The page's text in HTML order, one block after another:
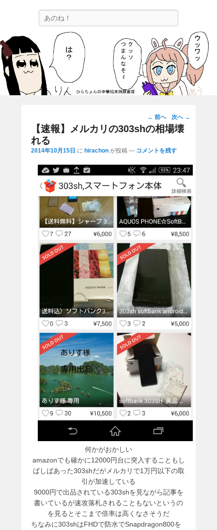
ひらちょんの中華端末隔離倉庫
ほたがページ上部にある検索バーを消してくれたサイトです。
投
稿
ビ
ー
シ
ョ
ン
← 前へ 次へ →
【速報】メルカリの303shの相場壊
れる
2014年10月15日 に hirachon が投稿 — コメントを残す
何かがおかしい
amazonでも確かに12000円台に突入することもし
ばしばあった303shだがメルカリで1万円以下の取
引が加速している
9000円で出品されている303shを見ながら記事を
書いているが速攻落札されることもないというの
を見るとそこまで倍率は高くなさそうだ
ちなみに303shはFHDで防水でSnapdragon800を